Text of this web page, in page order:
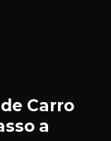
Carro
a